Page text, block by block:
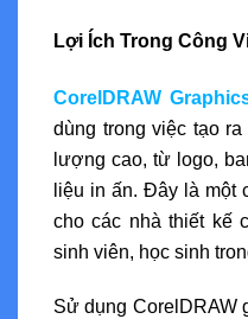
Lợi Ích Trong Công
CorelDRAW
dùng trong việc tạo
lượng cao, từ logo,
liệu in ấn. Đây là một
cho các nhà thiết kế
sinh viên, học sinh
Sử dụng CorelDRAW